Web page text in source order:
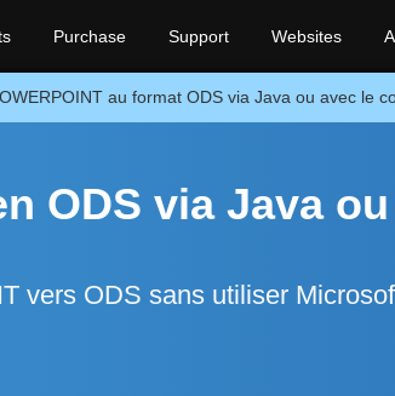
Purchase Support Websites
au format ODS via Java ou avec le
ODS via Java ou
vers ODS sans utiliser